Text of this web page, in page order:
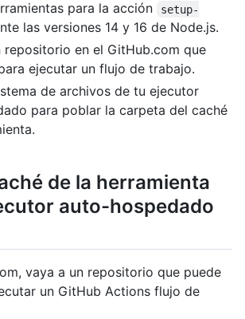
para la acción
setup-
las versiones 14 y 16 de Node.js.
repositorio en el GitHub.com que
ejecutar un flujo de trabajo.
de archivos de tu ejecutor
para poblar la carpeta del caché
de la herramienta
auto-hospedado
vaya a un repositorio que puede
un GitHub Actions flujo de